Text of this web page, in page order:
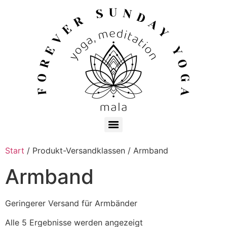
Start / Produkt-Versandklassen / Armband
Armband
Geringerer Versand für Armbänder
Alle 5 Ergebnisse werden angezeigt